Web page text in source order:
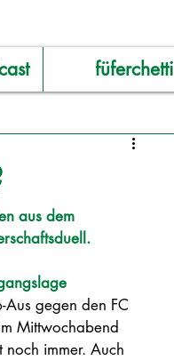
füferchetti
aus dem
Aus gegen den FC
Mittwochabend
noch immer. Auch